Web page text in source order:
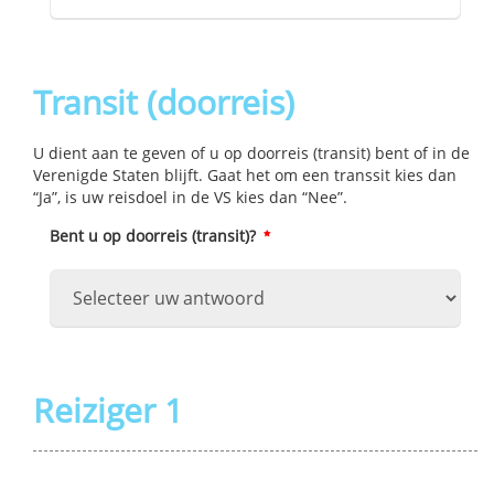
Transit (doorreis)
U dient aan te geven of u op doorreis (transit) bent of in de
Verenigde Staten blijft. Gaat het om een transsit kies dan
“Ja”‚ is uw reisdoel in de VS kies dan “Nee”.
Bent u op doorreis (transit)?
Reiziger 1